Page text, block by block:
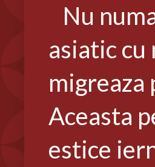
Nu
asiatic cu
migreaza
Aceasta
estice